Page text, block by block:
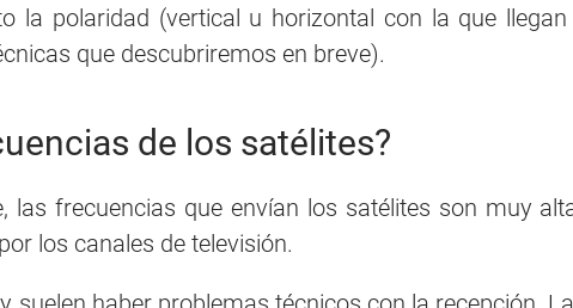
la polaridad (vertical u horizontal con la que
que descubriremos en breve).
de los satélites?
las frecuencias que envían los satélites son muy
los canales de televisión.